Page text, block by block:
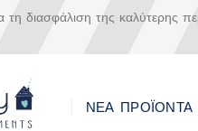
διασφάλιση της καλύτερης
ΝΕΑ ΠΡΟΪΟΝΤΑ